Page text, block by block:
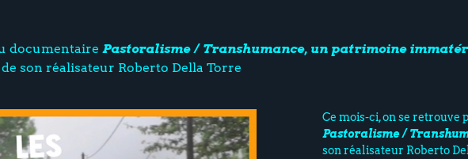
documentairePastoralisme / Transhumance, un patrimoine
son réalisateur Roberto Della Torre
Ce mois-ci, on se retrouve
Pastoralisme /
son réalisateur Roberto